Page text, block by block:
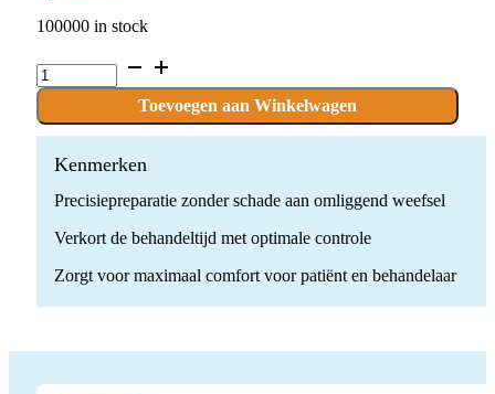
100000 in stock
Ultrasone
Caviteitspreparatie
quantity
Toevoegen aan Winkelwagen
Kenmerken
Precisiepreparatie zonder schade aan omliggend weefsel
Verkort de behandeltijd met optimale controle
Zorgt voor maximaal comfort voor patiënt en behandelaar